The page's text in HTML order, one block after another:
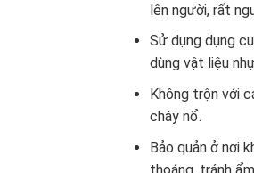
lên người, rất
Sử dụng dụng
dùng vật liệu
Không trộn với
cháy nổ.
Bảo quản ở nơi
thoáng, tránh